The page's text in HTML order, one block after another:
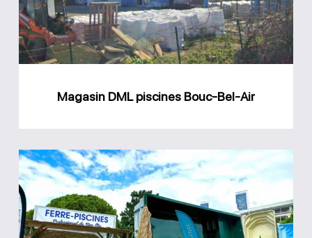
Bel-
Air
Magasin DML piscines Bouc-Bel-Air
Magasin
Ferre
Piscines
Allauch